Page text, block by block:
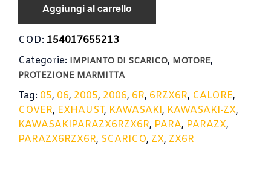
Aggiungi al carrello
COD: 154017655213
Categorie: IMPIANTO DI SCARICO, MOTORE,
PROTEZIONE MARMITTA
Tag: 05, 06, 2005, 2006, 6R, 6RZX6R, CALORE,
COVER, EXHAUST, KAWASAKI, KAWASAKI-ZX,
KAWASAKIPARAZX6RZX6R, PARA, PARAZX,
PARAZX6RZX6R, SCARICO, ZX, ZX6R